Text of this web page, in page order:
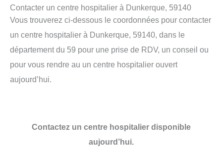
Contacter un centre hospitalier à Dunkerque, 59140
Vous trouverez ci-dessous le coordonnées pour contacter
un centre hospitalier à Dunkerque, 59140, dans le
département du 59 pour une prise de RDV, un conseil ou
pour vous rendre au un centre hospitalier ouvert
aujourd’hui.
Contactez un centre hospitalier disponible
aujourd’hui.